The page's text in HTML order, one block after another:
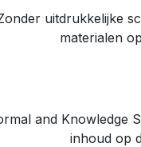
uitdrukkelijke
materialen
and Knowledge
inhoud op